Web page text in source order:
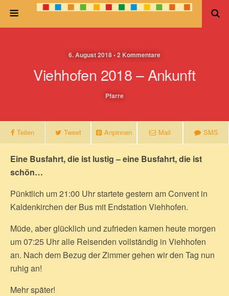
6. August 2018 • 2 Kommentare
Viehhofen 2018 – Ankunft
Pfarre
Teilen Tweet Anpinnen Mail SMS
Eine Busfahrt, die ist lustig – eine Busfahrt, die ist
schön…
Pünktlich um 21:00 Uhr startete gestern am Convent in
Kaldenkirchen der Bus mit Endstation Viehhofen.
Müde, aber glücklich und zufrieden kamen heute morgen
um 07:25 Uhr alle Reisenden vollständig in Viehhofen
an. Nach dem Bezug der Zimmer gehen wir den Tag nun
ruhig an!
Mehr später!